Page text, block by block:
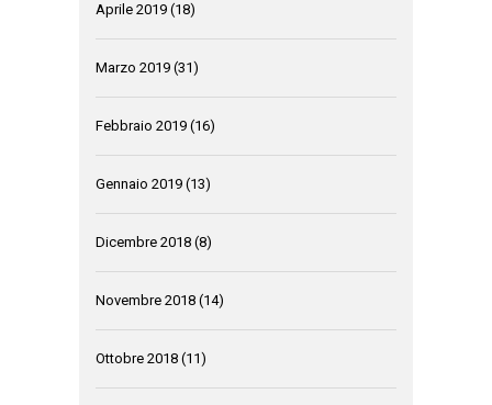
Aprile 2019 (18)
Marzo 2019 (31)
Febbraio 2019 (16)
Gennaio 2019 (13)
Dicembre 2018 (8)
Novembre 2018 (14)
Ottobre 2018 (11)